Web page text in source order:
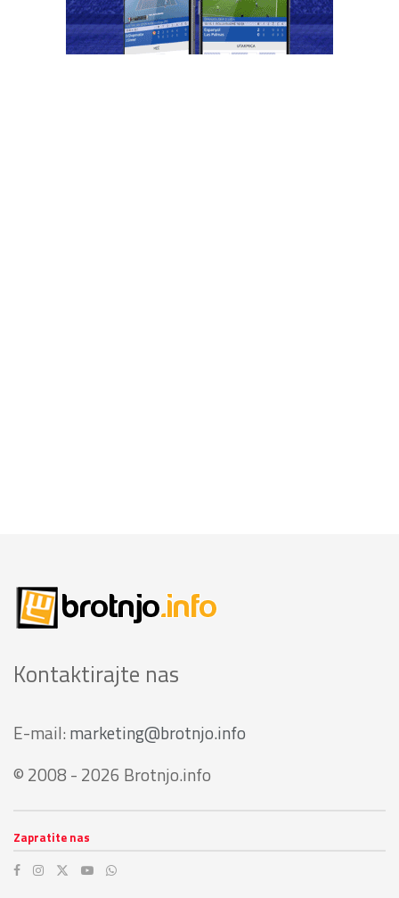
Kontaktirajte nas
E-mail: marketing@brotnjo.info
© 2008 - 2026 Brotnjo.info
Zapratite nas